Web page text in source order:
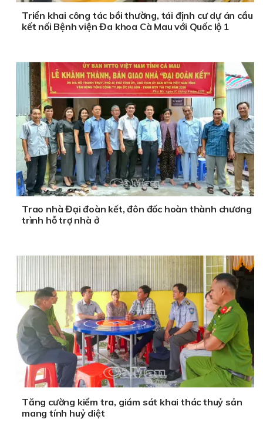
Triển khai công tác bồi thường, tái định cư dự án cầu
kết nối Bệnh viện Đa khoa Cà Mau với Quốc lộ 1
Trao nhà Đại đoàn kết, đôn đốc hoàn thành chương
trình hỗ trợ nhà ở
Tăng cường kiểm tra, giám sát khai thác thuỷ sản
mang tính huỷ diệt